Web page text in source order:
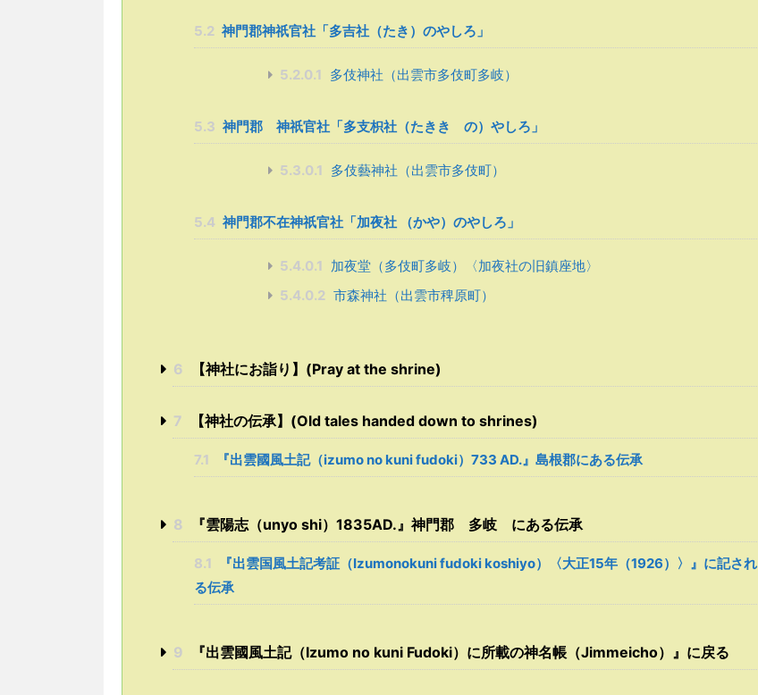
5.2 神門郡神祇官社「多吉社（たき）のやしろ」
5.2.0.1 多伎神社（出雲市多伎町多岐）
5.3 神門郡 神祇官社「多支枳社（たきき の）やしろ」
5.3.0.1 多伎藝神社（出雲市多伎町）
5.4 神門郡不在神祇官社「加夜社 （かや）のやしろ」
5.4.0.1
加夜堂（多伎町多岐）〈加夜社の旧鎮座地〉
5.4.0.2 市森神社（出雲市稗原町）
6 【神社にお詣り】(Pray at the shrine)
7 【神社の伝承】(Old tales handed down to shrines)
7.1 『出雲國風土記（izumo no kuni fudoki）733 AD.』島根郡にある伝承
8 『雲陽志（unyo shi）1835AD.』神門郡 多岐 にある伝承
8.1
『出雲国風土記考証（Izumonokuni fudoki koshiyo）〈大正15年（1926）〉』に記され
る伝承
9 『出雲國風土記（Izumo no kuni Fudoki）に所載の神名帳（Jimmeicho）』に戻る